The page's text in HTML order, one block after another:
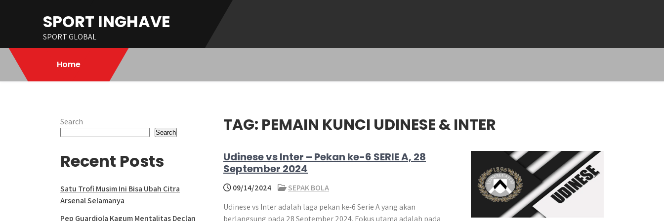
SPORT INGHAVE
SPORT GLOBAL
Home
TAG: PEMAIN KUNCI UDINESE & INTER
Udinese vs Inter – Pekan ke-6 SERIE A, 28
September 2024
09/14/2024
SEPAK BOLA
Udinese vs Inter adalah laga pekan ke-6 Serie A yang akan
berlangsung pada 28 September 2024. Fokus utama adalah pada
Search
Search
Recent Posts
Satu Trofi Musim Ini Bisa Ubah Citra
Arsenal Selamanya
Pep Guardiola Kagum Mentalitas Declan